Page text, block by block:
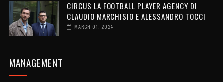
CIRCUS LA FOOTBALL PLAYER AGENCY DI
CLAUDIO MARCHISIO E ALESSANDRO TOCCI
MARCH 01, 2024
MANAGEMENT